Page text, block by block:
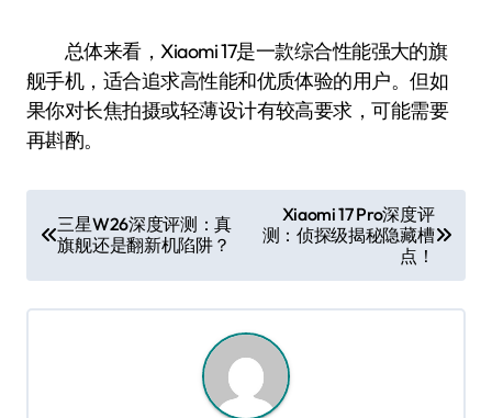
总体来看，Xiaomi 17是一款综合性能强大的旗
舰手机，适合追求高性能和优质体验的用户。但如
果你对长焦拍摄或轻薄设计有较高要求，可能需要
再斟酌。
章
导
航
三星W26深度评测：真
旗舰还是翻新机陷阱？
Xiaomi 17 Pro深度评
测：侦探级揭秘隐藏槽
点！